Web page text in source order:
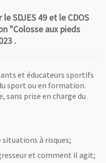
SDJES 49 et le CDOS
"Colosse aux pieds
.
et éducateurs sportifs
sport ou en formation.
prise en charge du
situations à risques;
et comment il agit;